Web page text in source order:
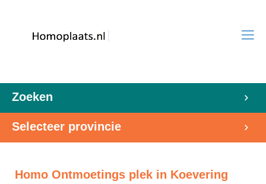
Zoeken
Selecteer provincie
Homo Ontmoetings plek in Koevering